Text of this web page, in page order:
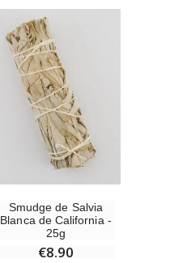
Smudge de Salvia
Blanca de California -
25g
€8.90